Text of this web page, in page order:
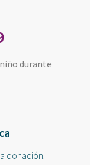
durante
donación.